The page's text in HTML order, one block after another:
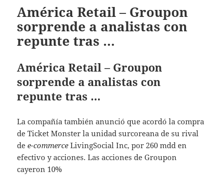
América Retail – Groupon
sorprende a analistas con
repunte tras …
América Retail – Groupon
sorprende a analistas con
repunte tras …
La compañía también anunció que acordó la compra
de Ticket Monster la unidad surcoreana de su rival
dee-commerce LivingSocial Inc, por 260 mdd en
efectivo y acciones. Las acciones de Groupon
cayeron 10%